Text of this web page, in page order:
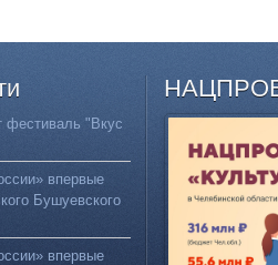
фестиваль "Вкус
впервые
Бушуевского
впервые